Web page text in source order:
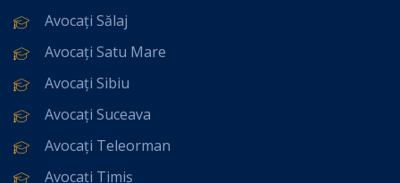
Avocați Sălaj
Avocați Satu Mare
Avocați Sibiu
Avocați Suceava
Avocați Teleorman
Avocați Timiș